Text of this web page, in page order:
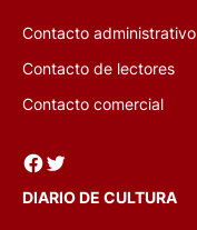
Contacto administrativo
Contacto de lectores
Contacto comercial
Facebook Twitter
DIARIO DE CULTURA